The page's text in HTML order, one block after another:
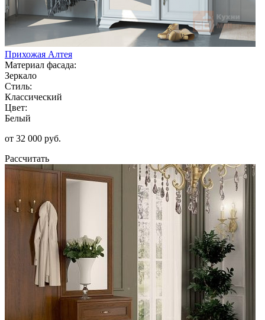
Прихожая Алтея
Материал фасада:
Зеркало
Стиль:
Классический
Цвет:
Белый
от 32 000 руб.
Рассчитать